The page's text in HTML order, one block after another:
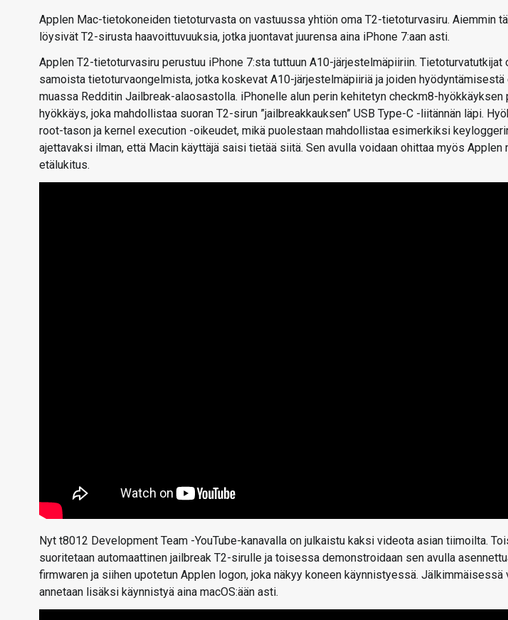
Applen Mac-tietokoneiden tietoturvasta on vastuussa yhtiön oma T2-tietoturvasiru. Aiemmin
löysivät T2-sirusta haavoittuvuuksia, jotka juontavat juurensa aina iPhone 7:aan asti.
Applen T2-tietoturvasiru perustuu iPhone 7:sta tuttuun A10-järjestelmäpiiriin. Tietoturvatutkijat
samoista tietoturvaongelmista, jotka koskevat A10-järjestelmäpiiriä ja joiden hyödyntämisestä
muassa Redditin Jailbreak-alaosastolla. iPhonelle alun perin kehitetyn checkm8-hyökkäyksen
hyökkäys, joka mahdollistaa suoran T2-sirun ”jailbreakkauksen” USB Type-C -liitännän läpi.
root-tason ja kernel execution -oikeudet, mikä puolestaan mahdollistaa esimerkiksi
ajettavaksi ilman, että Macin käyttäjä saisi tietää siitä. Sen avulla voidaan ohittaa myös
etälukitus.
Nyt t8012 Development Team -YouTube-kanavalla on julkaistu kaksi videota asian tiimoilta.
suoritetaan automaattinen jailbreak T2-sirulle ja toisessa demonstroidaan sen avulla
firmwaren ja siihen upotetun Applen logon, joka näkyy koneen käynnistyessä.
annetaan lisäksi käynnistyä aina macOS:ään asti.